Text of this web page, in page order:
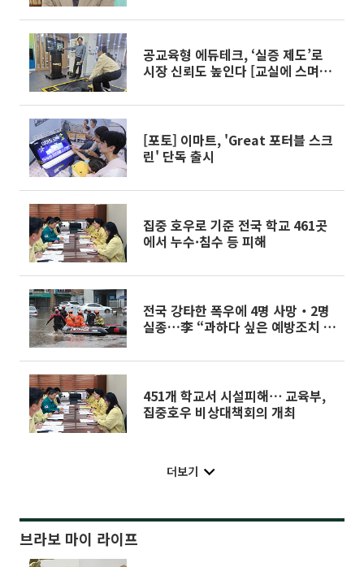
공교육형 에듀테크, ‘실증 제도’로
시장 신뢰도 높인다 [교실에 스며드
[포토] 이마트, 'Great 포터블 스크
린' 단독 출시
집중 호우로 기준 전국 학교 461곳
에서 누수·침수 등 피해
전국 강타한 폭우에 4명 사망‧2명
실종…李 “과하다 싶은 예방조치 할
451개 학교서 시설피해⋯ 교육부,
집중호우 비상대책회의 개최
더보기
브라보 마이 라이프